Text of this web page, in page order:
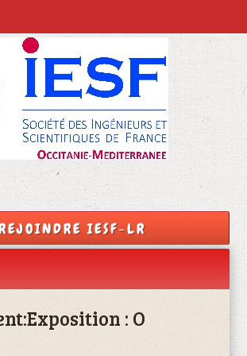
IESF-LR
Exposition : O